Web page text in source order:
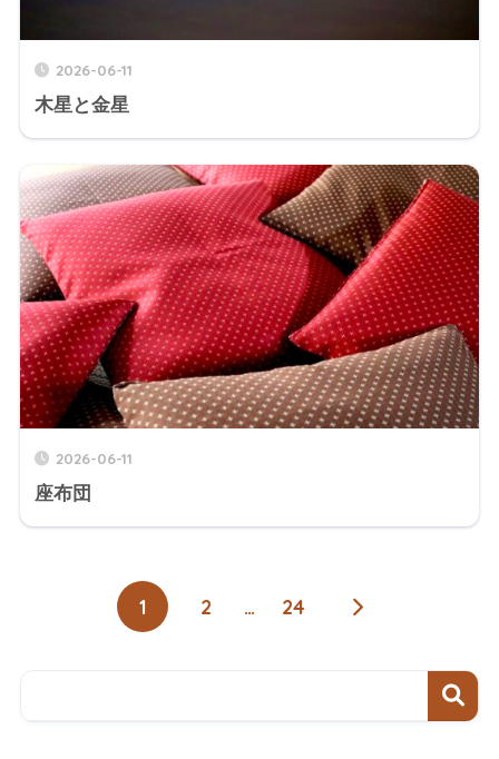
2026-06-11
木星と金星
2026-06-11
座布団
1 2 … 24